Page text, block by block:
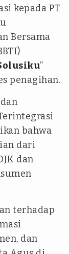
kepada PT
Bersama
”
penagihan.
bahwa
dari
dan
terhadap
dan